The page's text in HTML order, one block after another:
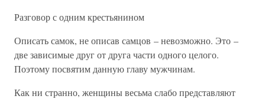
Разговор с одним крестьянином
Описать самок, не описав самцов – невозможно. Это –
две зависимые друг от друга части одного целого.
Поэтому посвятим данную главу мужчинам.
Как ни странно, женщины весьма слабо представляют